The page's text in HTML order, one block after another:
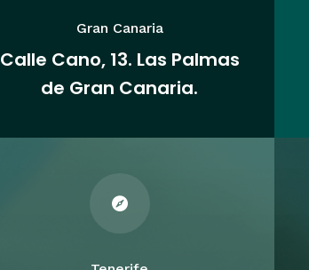
Gran Canaria
Calle Cano, 13. Las Palmas
de Gran Canaria.
